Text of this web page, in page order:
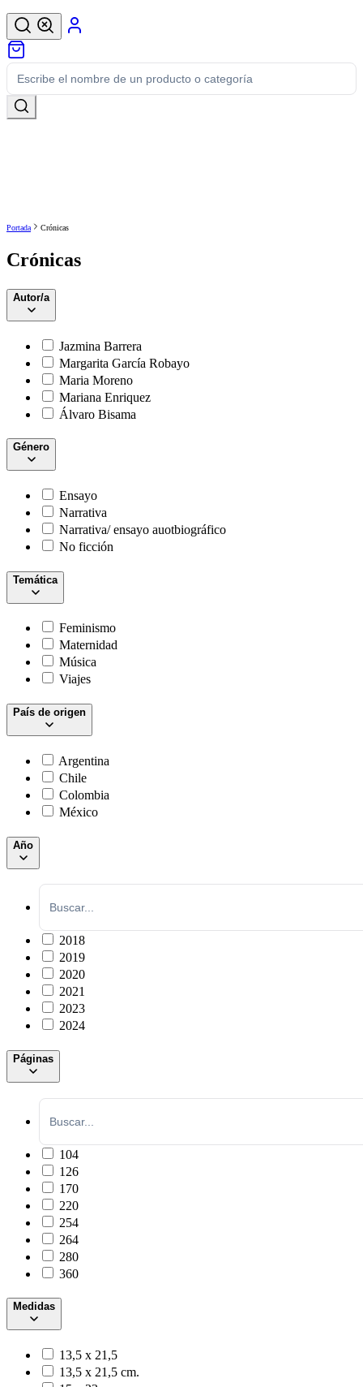
Portada Crónicas
Crónicas
Autor/a
Jazmina Barrera
Margarita García Robayo
Maria Moreno
Mariana Enriquez
Álvaro Bisama
Género
Ensayo
Narrativa
Narrativa/ ensayo auotbiográfico
No ficción
Temática
Feminismo
Maternidad
Música
Viajes
País de origen
Argentina
Chile
Colombia
México
Año
2018
2019
2020
2021
2023
2024
Páginas
104
126
170
220
254
264
280
360
Medidas
13,5 x 21,5
13,5 x 21,5 cm.